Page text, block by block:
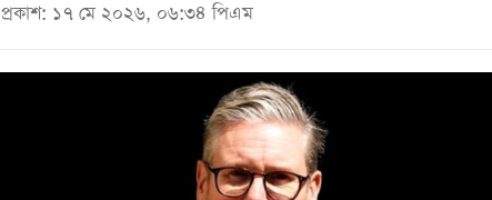
প্রকাশ: ১৭ মে ২০২৬, ০৬:৩৪ পিএম